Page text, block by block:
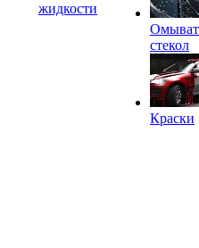
жидкости
стекол
Краски